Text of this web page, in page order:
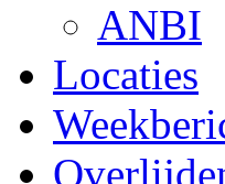
ANBI
Locaties